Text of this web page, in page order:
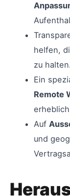
helfen,
zu halten.
Ein
Remote
Auf
und